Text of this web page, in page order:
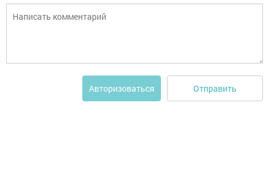
Авторизоваться Отправить